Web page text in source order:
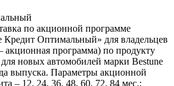
по акционной программе
Кредит Оптимальный» для владельцев
акционная программа) по продукту
новых автомобилей марки Bestune
выпуска. Параметры акционной
– 12, 24, 36, 48, 60, 72, 84 мес.;